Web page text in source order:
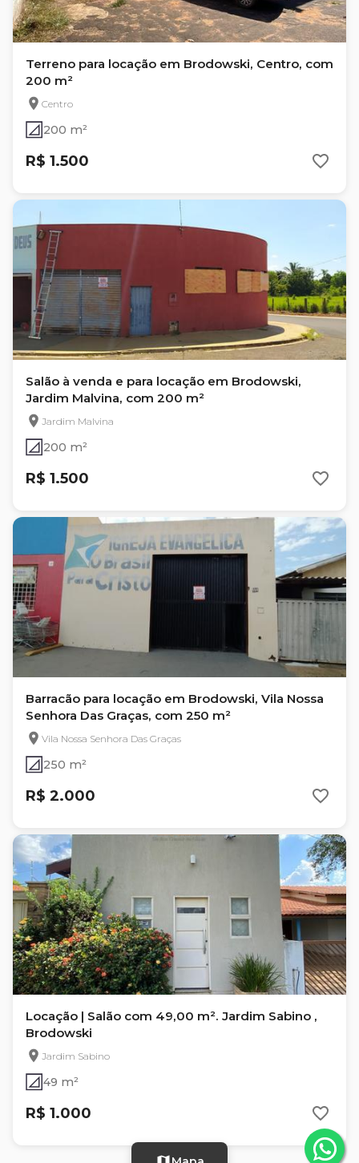
Terreno para locação em Brodowski, Centro, com
200 m²
Centro
200 m²
R$ 1.500
Salão à venda e para locação em Brodowski,
Jardim Malvina, com 200 m²
Jardim Malvina
200 m²
R$ 1.500
Barracão para locação em Brodowski, Vila Nossa
Senhora Das Graças, com 250 m²
Vila Nossa Senhora Das Graças
250 m²
R$ 2.000
Locação | Salão com 49,00 m². Jardim Sabino ,
Brodowski
Jardim Sabino
49 m²
R$ 1.000